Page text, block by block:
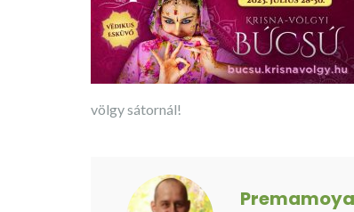
völgy sátornál!